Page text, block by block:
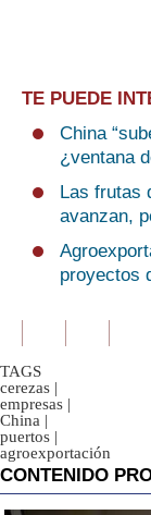
TE PUEDE
China
¿ventana
Las frutas
avanzan,
proyectos
TAGS
cerezas |
empresas |
China |
puertos |
agroexportación